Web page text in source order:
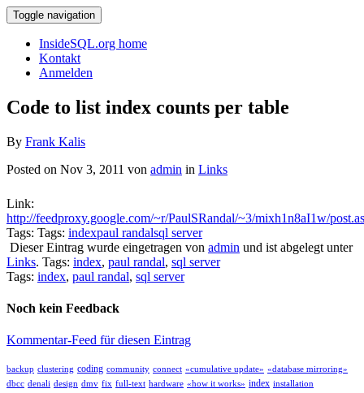
Toggle navigation
InsideSQL.org home
Kontakt
Anmelden
Code to list index counts per table
By Frank Kalis
Posted on Nov 3, 2011 von admin in Links
Link:
http://feedproxy.google.com/~r/PaulSRandal/~3/mixh1n8aI1w/
Tags: Tags: indexpaul randalsql server
Dieser Eintrag wurde eingetragen von admin und ist abgelegt unter
Links. Tags: index, paul randal, sql server
Tags: index, paul randal, sql server
Noch kein Feedback
Kommentar-Feed für diesen Eintrag
backup clustering coding community connect «cumulative update» «database mirroring»
dbcc denali design dmv fix full-text hardware «how it works» index installation